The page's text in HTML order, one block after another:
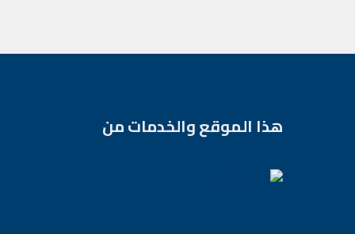
هذا الموقع والخدمات من